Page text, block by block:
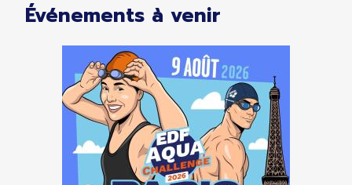
Événements à venir